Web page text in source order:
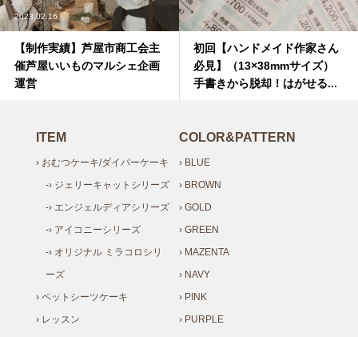
2023.02.16
【制作実績】芦屋市商工会主
催芦屋いいものマルシェ企画
運営
初回【ハンドメイド作家さん
必見】（13×38mmサイズ）
手書きから脱却！はがせる...
ITEM
› おむつケーキ/ダイパーケーキ
-› ジェリーキャットシリーズ
-› エンジェルディアシリーズ
-› アイコニーシリーズ
-› オリジナル ミラコロシリ
ーズ
› ペットシーツケーキ
› レッスン
COLOR&PATTERN
› BLUE
› BROWN
› GOLD
› GREEN
› MAZENTA
› NAVY
› PINK
› PURPLE